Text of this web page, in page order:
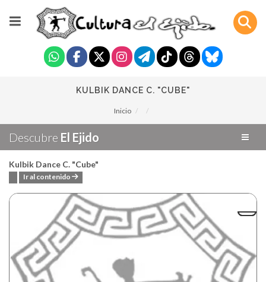
KULBIK DANCE C. "CUBE"
Inicio
Descubre El Ejido
Kulbik Dance C. "Cube"
Ir al contenido